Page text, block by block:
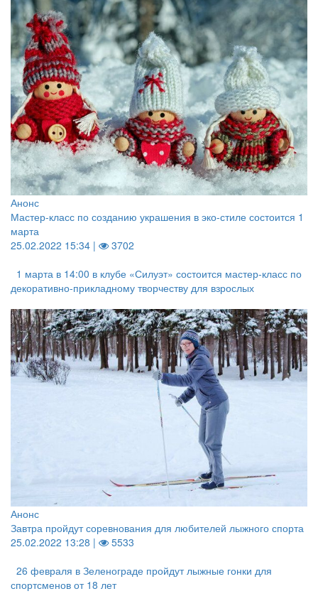
Анонс
Мастер-класс по созданию украшения в эко-стиле состоится 1
марта
25.02.2022 15:34 |
3702
1 марта в 14:00 в клубе «Силуэт» состоится мастер-класс по
декоративно-прикладному творчеству для взрослых
Анонс
Завтра пройдут соревнования для любителей лыжного спорта
25.02.2022 13:28 |
5533
26 февраля в Зеленограде пройдут лыжные гонки для
спортсменов от 18 лет